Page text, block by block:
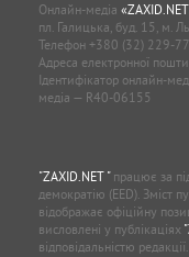
Онлайн-медіа
пл. Галицька, буд. 15, м.
Телефон +380 (32) 229-
Адреса електронної
Ідентифікатор онлайн-
медіа — R40-06155
"ZAXID.NET "працює за
демократію (EED). Зміст
відображає офіційну
висловлені у публікаціях
відповідальністю редакції.